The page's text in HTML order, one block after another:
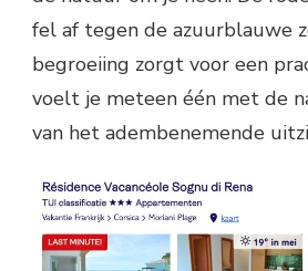
fel af tegen de azuurblauwe
begroeiing zorgt voor een
voelt je meteen één met de
van het adembenemende